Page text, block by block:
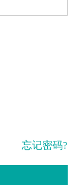
忘记密码?